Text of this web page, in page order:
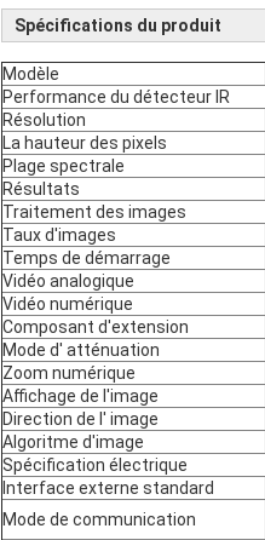
Spécifications du produit
Modèle
Performance du détecteur IR
Résolution
La hauteur des pixels
Plage spectrale
Résultats
Traitement des images
Taux d'images
Temps de démarrage
Vidéo analogique
Vidéo numérique
Composant d'extension
Mode d' atténuation
Zoom numérique
Affichage de l'image
Direction de l' image
Algoritme d'image
Spécification électrique
Interface externe standard
Mode de communication